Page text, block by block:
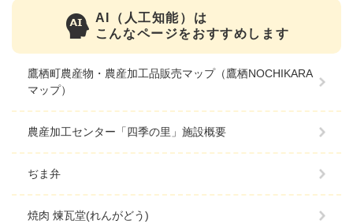
AI（人工知能）は
こんなページをおすすめします
鷹栖町農産物・農産加工品販売マップ（鷹栖NOCHIKARA
マップ）
農産加工センター「四季の里」施設概要
ぢま弁
焼肉 煉瓦堂(れんがどう)